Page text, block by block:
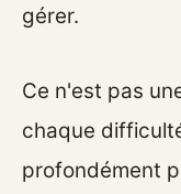
gérer.
Ce n'est pas
chaque
profondément